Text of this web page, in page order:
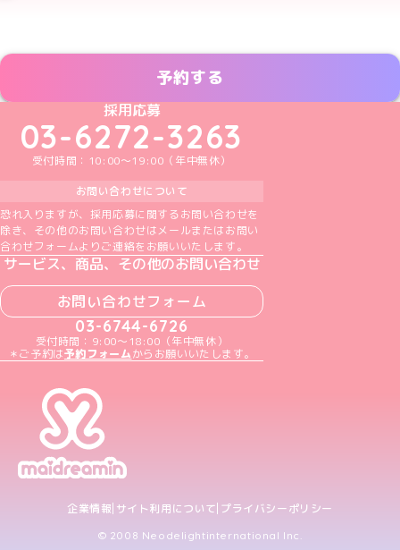
予約する
めいどりーみんTikTok公式アカウント
めいどりーみんX公式アカウント
めいどりーみんInstagram公式アカウント
めいどりーみんFacebook公式アカウン
めいどりーみんYouTube公式アカ
採用応募
03-6272-3263
受付時間：10:00～19:00（年中無休）
お問い合わせについて
恐れ入りますが、採用応募に関するお問い合わせを
除き、その他のお問い合わせはメールまたはお問い
合わせフォームよりご連絡をお願いいたします。
サービス、商品、その他のお問い合わせ
お問い合わせフォーム
03-6744-6726
受付時間：9:00～18:00（年中無休）
＊ご予約は予約フォームからお願いいたします。
企業情報 サイト利用について プライバシーポリシー
© 2008 Neodelightinternational Inc.